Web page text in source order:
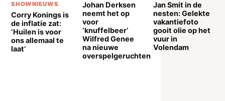
SHOWNIEUWS
Corry Konings is
de inflatie zat:
‘Huilen is voor
ons allemaal te
laat’
Johan Derksen
neemt het op
voor
‘knuffelbeer’
Wilfred Genee
na nieuwe
overspelgeruchten
Jan Smit in de
nesten: Gelekte
vakantiefoto
gooit olie op het
vuur in
Volendam